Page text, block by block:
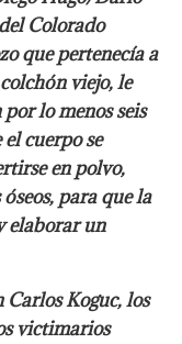
Colorado
que pertenecía a
viejo, le
lo menos seis
cuerpo se
en polvo,
para que la
elaborar un
Koguc, los
victimarios